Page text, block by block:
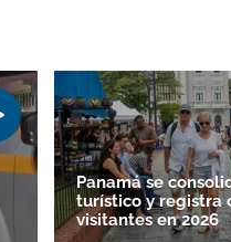
Panamá se
turístico y registra
visitantes en 2026